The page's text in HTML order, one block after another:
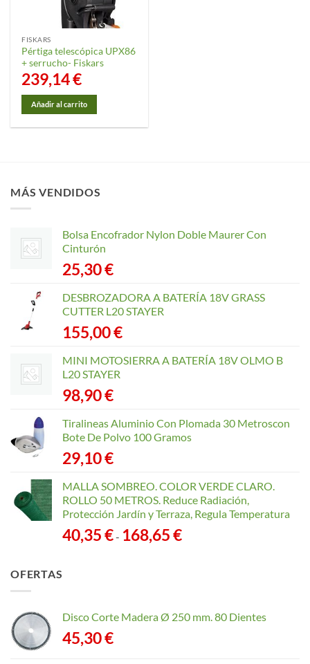
FISKARS
Pértiga telescópica UPX86
+ serrucho- Fiskars
239,14€
Añadir al carrito
MÁS VENDIDOS
Bolsa Encofrador Nylon Doble Maurer Con
Cinturón
25,30€
DESBROZADORA A BATERÍA 18V GRASS
CUTTER L20 STAYER
155,00€
MINI MOTOSIERRA A BATERÍA 18V OLMO B
L20 STAYER
98,90€
Tiralineas Aluminio Con Plomada 30 Metroscon
Bote De Polvo 100 Gramos
29,10€
MALLA SOMBREO. COLOR VERDE CLARO.
ROLLO 50 METROS. Reduce Radiación,
Protección Jardín y Terraza, Regula Temperatura
40,35€- 168,65€Rango
168,65 €
OFERTAS
Disco Corte Madera Ø 250 mm. 80 Dientes
45,30€